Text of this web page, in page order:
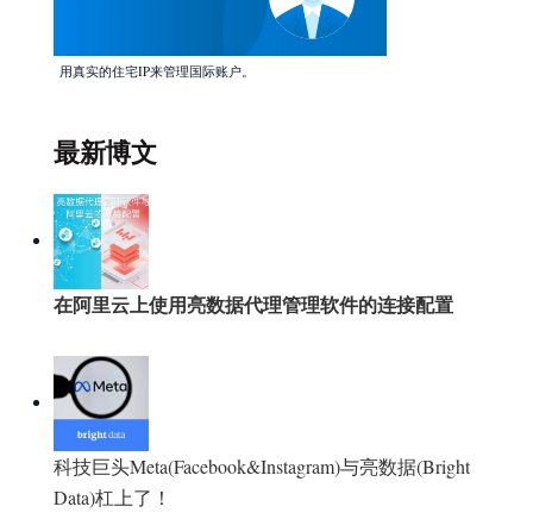
用真实的住宅IP来管理国际账户。
最新博文
在阿里云上使用亮数据代理管理软件的连接配置
科技巨头Meta(Facebook&Instagram)与亮数据(Bright
Data)杠上了！